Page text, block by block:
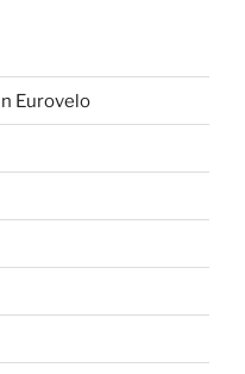
Eurovelo